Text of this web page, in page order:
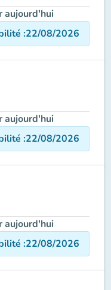
aujourd'hui
:22/08/2026
aujourd'hui
:22/08/2026
aujourd'hui
:22/08/2026